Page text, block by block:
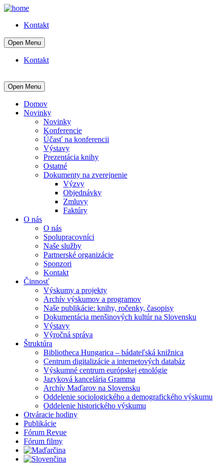
Kontakt
Open Menu
Kontakt
Open Menu
Domov
Novinky
Novinky
Konferencie
Účasť na konferencii
Výstavy
Prezentácia knihy
Ostatné
Dokumenty na zverejnenie
Výzvy
Objednávky
Zmluvy
Faktúry
O nás
O nás
Spolupracovníci
Naše služby
Partnerské organizácie
Sponzori
Kontakt
Činnosť
Výskumy a projekty
Archív výskumov a programov
Naše publikácie: knihy, ročenky, časopisy
Dokumentácia menšinových kultúr na Slovensku
Výstavy
Výročná správa
Štruktúra
Bibliotheca Hungarica – bádateľská knižnica
Centrum digitalizácie a internetových databáz
Výskumné centrum európskej etnológie
Jazyková kancelária Gramma
Archív Maďarov na Slovensku
Oddelenie sociologického a demografického výskumu
Oddelenie historického výskumu
Otváracie hodiny
Publikácie
Fórum Revue
Fórum filmy